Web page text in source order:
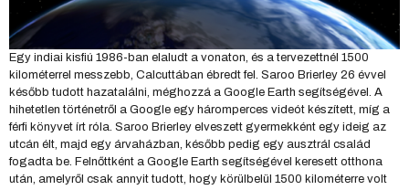
Egy indiai kisfiú 1986-ban elaludt a vonaton, és a tervezettnél 1500
kilométerrel messzebb, Calcuttában ébredt fel. Saroo Brierley 26 évvel
később tudott hazatalálni, méghozzá a Google Earth segítségével. A
hihetetlen történetről a Google egy háromperces videót készített, míg a
férfi könyvet írt róla. Saroo Brierley elveszett gyermekként egy ideig az
utcán élt, majd egy árvaházban, később pedig egy ausztrál család
fogadta be. Felnőttként a Google Earth segítségével keresett otthona
után, amelyről csak annyit tudott, hogy körülbelül 1500 kilométerre volt